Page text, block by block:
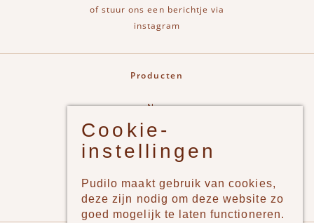
of stuur ons een berichtje via
instagram
Producten
New
Jongens
Meisjes
Merken
Cookie-
instellingen
Pudilo maakt gebruik van cookies,
deze zijn nodig om deze website zo
goed mogelijk te laten functioneren.